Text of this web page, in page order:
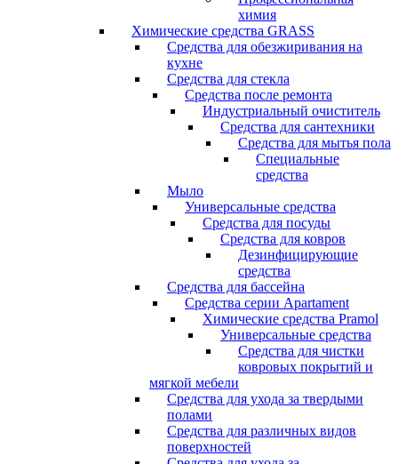
химия
Химические средства GRASS
Средства для обезжиривания на
кухне
Средства для стекла
Средства после ремонта
Индустриальный очиститель
Средства для сантехники
Средства для мытья пола
Специальные
средства
Мыло
Универсальные средства
Средства для посуды
Средства для ковров
Дезинфицирующие
средства
Средства для бассейна
Средства серии Apartament
Химические средства Pramol
Универсальные средства
Средства для чистки
ковровых покрытий и
мягкой мебели
Средства для ухода за твердыми
полами
Средства для различных видов
поверхностей